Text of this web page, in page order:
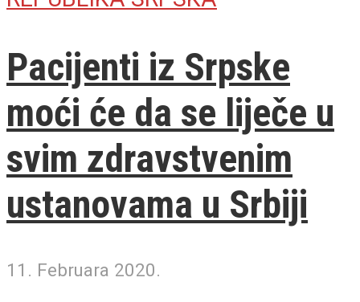
Pacijenti iz Srpske
moći će da se liječe u
svim zdravstvenim
ustanovama u Srbiji
11. Februara 2020.